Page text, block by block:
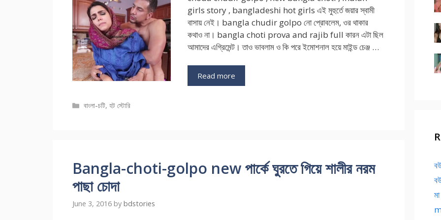
girls story , bangladeshi hot girls এই মুহুর্তে জয়ার স্বামী
বাসায় নেই। bangla chudir golpo নো প্রোবলেম, ওর থাকার
কথাও না। bangla choti prova and rajib full কারন এটা ছিল
আমাদের এগ্রিমেন্ট। তাও ভাবলাম ও কি পরে ইমোশনাল হয়ে মাইন্ড চেঞ্জ …
Read more
Categories
বাংলা-চটি,হট স্টোরি
Bangla-choti-golpo new পার্কে ঘুরতে গিয়ে শালীর নরম
পাছা চোদা
June 3, 2016 by bdstories